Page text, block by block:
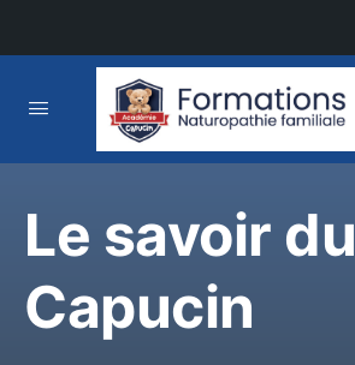
Le savoir du
Capucin